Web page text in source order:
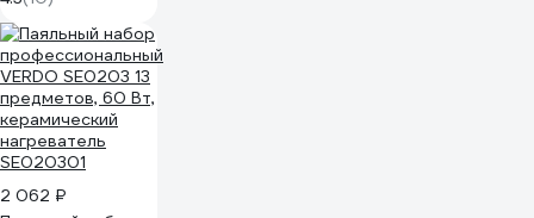
жал, 60Вт GES-03
2 062 ₽